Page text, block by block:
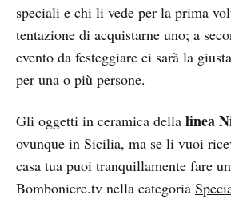
speciali e chi li vede per la prima
tentazione di acquistarne uno; a
evento da festeggiare ci sarà la
per una o più persone.
Gli oggetti in ceramica della linea
ovunque in Sicilia, ma se li vuoi
casa tua puoi tranquillamente fare
Bomboniere.tv nella categoria